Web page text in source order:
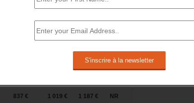
806 € NR
837 € 1 019 € 1 187 € NR